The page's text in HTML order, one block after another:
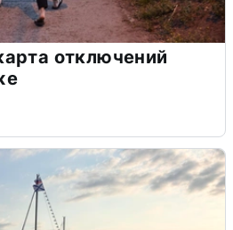
отключений